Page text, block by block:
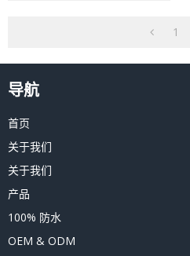
1
导航
首页
关于我们
关于我们
产品
100% 防水
OEM & ODM